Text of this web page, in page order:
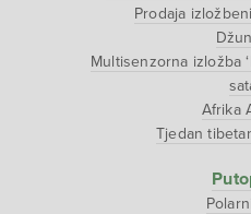
Prodaja
Multisenzorna izložba
Afrika
Tjedan